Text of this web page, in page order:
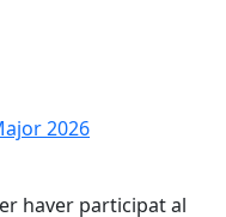
2026
2026
haver participat al